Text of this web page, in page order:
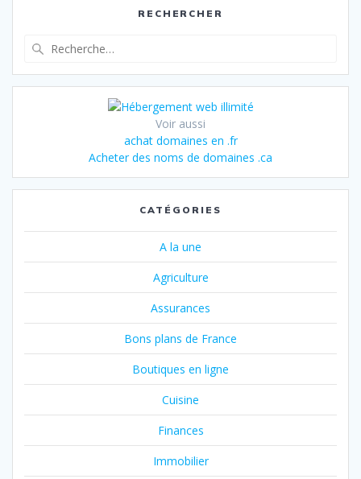
RECHERCHER
:
Voir aussi
achat domaines en .fr
Acheter des noms de domaines .ca
CATÉGORIES
A la une
Agriculture
Assurances
Bons plans de France
Boutiques en ligne
Cuisine
Finances
Immobilier